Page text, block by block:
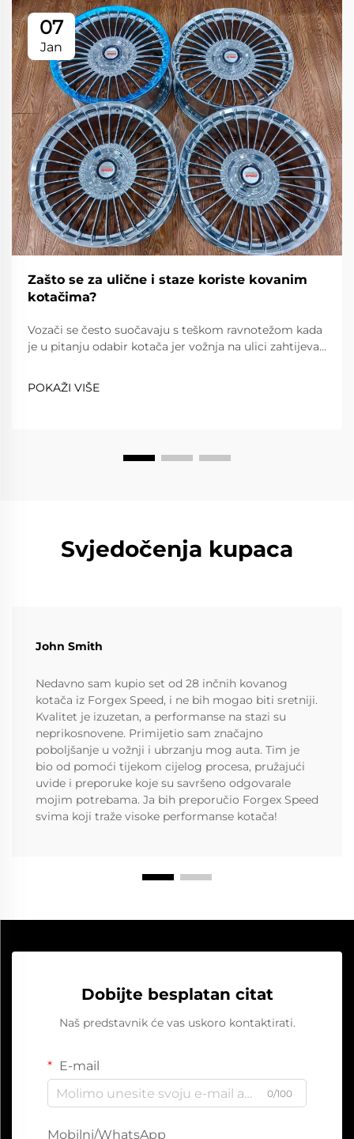
07
Jan
Zašto se za ulične i staze koriste kovanim
kotačima?
Vozači se često suočavaju s teškom ravnotežom kada
je u pitanju odabir kotača jer vožnja na ulici zahtijeva
propisa, dok vožnja na stazi zahtijeva iznimnu lakost,
snagu i preciznost. Kovanim kotačima...
POKAŽI VIŠE
Svjedočenja kupaca
John Smith
Nedavno sam kupio set od 28 inčnih kovanog
kotača iz Forgex Speed, i ne bih mogao biti sretniji.
Kvalitet je izuzetan, a performanse na stazi su
neprikosnovene. Primijetio sam značajno
poboljšanje u vožnji i ubrzanju mog auta. Tim je
bio od pomoći tijekom cijelog procesa, pružajući
uvide i preporuke koje su savršeno odgovarale
mojim potrebama. Ja bih preporučio Forgex Speed
svima koji traže visoke performanse kotača!
Dobijte besplatan citat
Naš predstavnik će vas uskoro kontaktirati.
E-mail
0/100
Mobilni/WhatsApp